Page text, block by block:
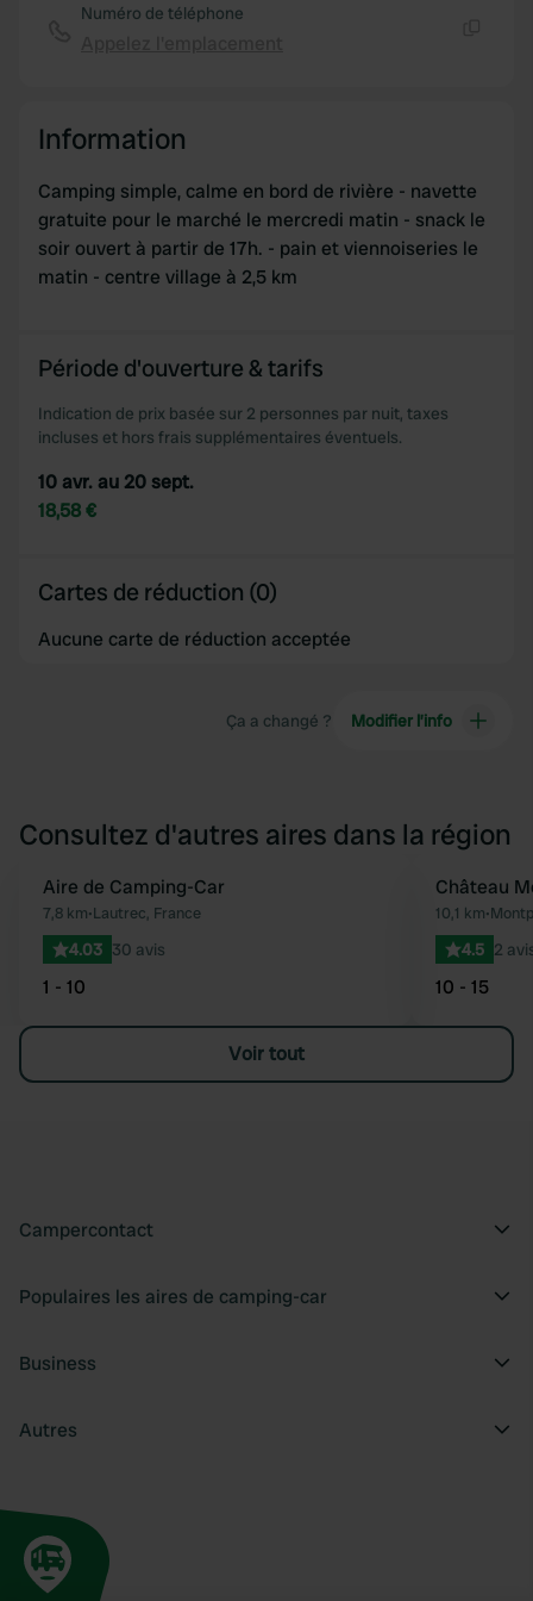
Numéro de téléphone
Information
Camping simple, calme en bord de rivière - navette
gratuite pour le marché le mercredi matin - snack le
soir ouvert à partir de 17h. - pain et viennoiseries le
matin - centre village à 2,5 km
Période d'ouverture & tarifs
Indication de prix basée sur 2 personnes par nuit, taxes
incluses et hors frais supplémentaires éventuels.
10 avr. au 20 sept.
18,58 €
Cartes de réduction (0)
Aucune carte de réduction acceptée
Ça a changé ? Modifier l’info
Consultez d'autres aires dans la région
Préféré
Aire de Camping-Car
7,8 km•Lautrec, France
4.03 30 avis
1 - 10
Château
10,1 km•
4.5 2
10 - 15
Voir tout
Campercontact
Populaires les aires de camping-car
Business
Autres